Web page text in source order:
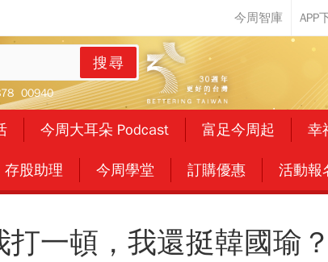
搜尋
00940
今周大耳朵 Podcast 富足今周起 幸
存股助理 今周學堂 訂購優惠 活動報
打一頓，我還挺韓國瑜